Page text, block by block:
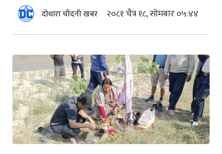
दोधारा चाँदनी खबर २०८१ चैत्र १८, सोमबार ०५:४४